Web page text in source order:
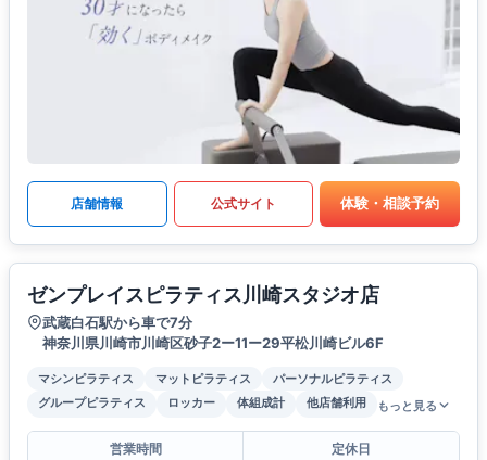
店舗情報 公式サイト 体験・相談予約
ゼンプレイスピラティス川崎スタジオ店
武蔵白石駅から車で7分
神奈川県川崎市川崎区砂子2ー11ー29平松川崎ビル6F
マシンピラティス マットピラティス
パーソナルピラティス
グループピラティス
ロッカー 体組成計 他店舗利用 もっと見る
営業時間
定休日